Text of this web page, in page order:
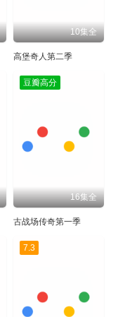
10集全
高堡奇人第二季
豆瓣高分
16集全
古战场传奇第一季
7.3